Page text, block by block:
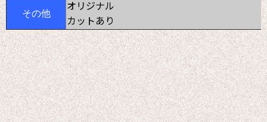
その他
オリジナル
カットあり